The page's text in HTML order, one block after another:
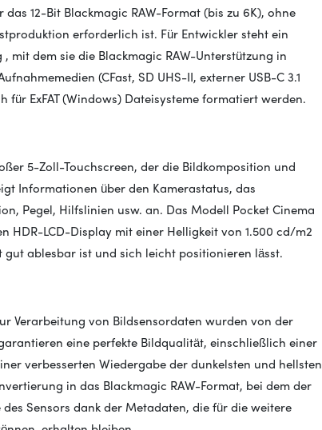
12-Bit Blackmagic RAW-Format (bis zu 6K), ohne
erforderlich ist. Für Entwicklerstehtein
, mit dem sie die Blackmagic RAW-Unterstützung in
(CFast, SD UHS-II, externer USB-C 3.1
für ExFAT (Windows) Dateisysteme formatiert werden.
5-Zoll-Touchscreen, der die Bildkomposition und
Informationen über den Kamerastatus, das
Pegel, Hilfslinien usw. an. Das Modell Pocket Cinema
HDR-LCD-Display mit einer Helligkeit von 1.500 cd/m2
ablesbar ist und sich leicht positionieren lässt.
Verarbeitung von Bildsensordaten wurden von der
eine perfekte Bildqualität, einschließlich einer
verbesserten Wiedergabe der dunkelsten und hellsten
in das Blackmagic RAW-Format, bei dem der
Sensors dank der Metadaten, die für die weitere